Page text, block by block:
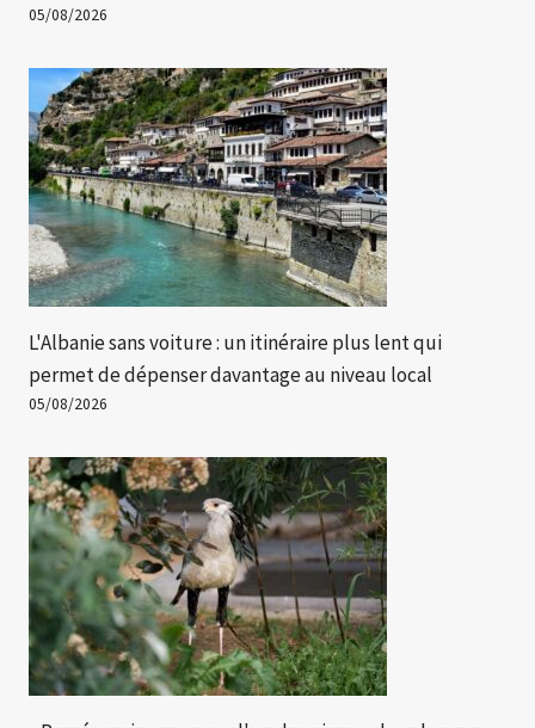
05/08/2026
L'Albanie sans voiture : un itinéraire plus lent qui
permet de dépenser davantage au niveau local
05/08/2026